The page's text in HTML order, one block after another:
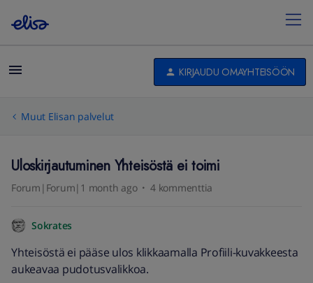
KIRJAUDU OMAYHTEISÖÖN
Muut Elisan palvelut
Uloskirjautuminen Yhteisöstä ei toimi
Forum|Forum|1 month ago 4 kommenttia
Sokrates
Yhteisöstä ei pääse ulos klikkaamalla Profiili-kuvakkeesta
aukeavaa pudotusvalikkoa.